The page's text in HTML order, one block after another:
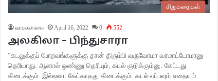
சிறுகதைகள்
வாசகசாலை April 16, 2022 0 552
அலகிலா – பிந்துசாரா
“கடலுக்குப் போறவங்களுக்கு தான் திரும்பி வருவோமா வரமாட்டோமானு
தெரியாது. ஆனால் ஒண்ணு தெரியும், கடல் குடுக்கும்னு. கேட்டது
கிடைக்கும். இல்லனா கேட்காதது கிடைக்கும். கடல் எப்பவும் எதையும்